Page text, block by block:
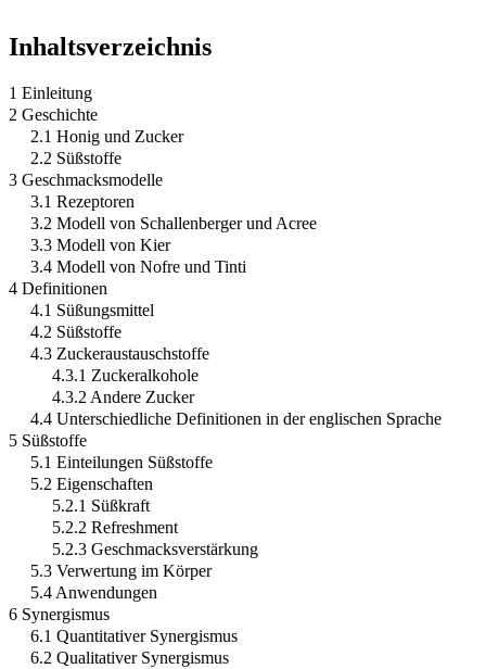
Inhaltsverzeichnis
1 Einleitung
2 Geschichte
2.1 Honig und Zucker
2.2 Süßstoffe
3 Geschmacksmodelle
3.1 Rezeptoren
3.2 Modell von Schallenberger und Acree
3.3 Modell von Kier
3.4 Modell von Nofre und Tinti
4 Definitionen
4.1 Süßungsmittel
4.2 Süßstoffe
4.3 Zuckeraustauschstoffe
4.3.1 Zuckeralkohole
4.3.2 Andere Zucker
4.4 Unterschiedliche Definitionen in der englischen Sprache
5 Süßstoffe
5.1 Einteilungen Süßstoffe
5.2 Eigenschaften
5.2.1 Süßkraft
5.2.2 Refreshment
5.2.3 Geschmacksverstärkung
5.3 Verwertung im Körper
5.4 Anwendungen
6 Synergismus
6.1 Quantitativer Synergismus
6.2 Qualitativer Synergismus